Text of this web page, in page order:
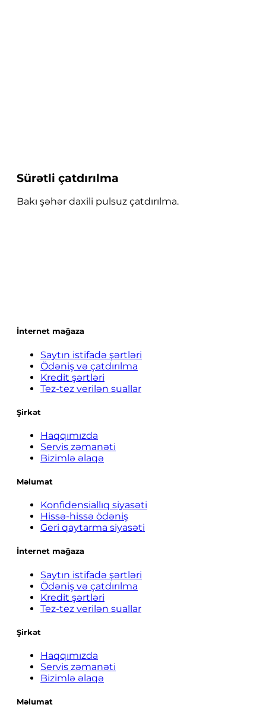
Sürətli çatdırılma
Bakı şəhər daxili pulsuz çatdırılma.
İnternet mağaza
Saytın istifadə şərtləri
Ödəniş və çatdırılma
Kredit şərtləri
Tez-tez verilən suallar
Şirkət
Haqqımızda
Servis zəmanəti
Bizimlə əlaqə
Məlumat
Konfidensiallıq siyasəti
Hissə-hissə ödəniş
Geri qaytarma siyasəti
İnternet mağaza
Saytın istifadə şərtləri
Ödəniş və çatdırılma
Kredit şərtləri
Tez-tez verilən suallar
Şirkət
Haqqımızda
Servis zəmanəti
Bizimlə əlaqə
Məlumat